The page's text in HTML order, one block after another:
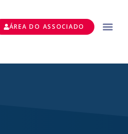
ÁREA DO ASSOCIADO